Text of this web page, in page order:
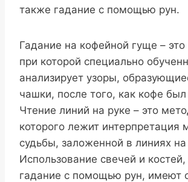
также гадание с помощью рун.
Гадание на кофейной гуще – это
при которой специально
анализирует узоры,
чашки, после того, как кофе был
Чтение линий на руке – это
которого лежит интерпретация
судьбы, заложенной в линиях
Использование свечей и
гадание с помощью рун, имеют